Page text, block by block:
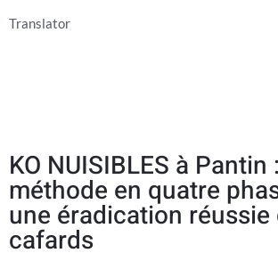
Translator
KO NUISIBLES à
méthode en quatre
une éradication réussie
cafards